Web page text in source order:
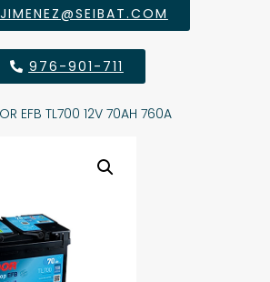
976-901-711
EFB TL700 12V 70AH 760A